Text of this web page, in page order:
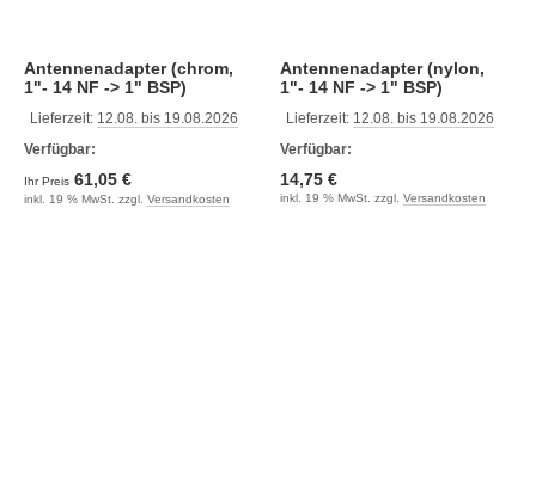
Antennenadapter (chrom,
1"- 14 NF -> 1" BSP)
Lieferzeit: 12.08. bis 19.08.2026
Verfügbar:
Ihr Preis 61,05 €
inkl. 19 % MwSt. zzgl. Versandkosten
Antennenadapter (nylon,
1"- 14 NF -> 1" BSP)
Lieferzeit: 12.08. bis 19.08.2026
Verfügbar:
14,75 €
inkl. 19 % MwSt. zzgl. Versandkosten